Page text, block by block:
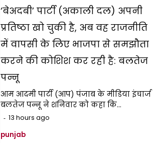
‘बेअदबी’ पार्टी (अकाली दल) अपनी
प्रतिष्ठा खो चुकी है, अब वह राजनीति
में वापसी के लिए भाजपा से समझौता
करने की कोशिश कर रही है: बलतेज
पन्नू
आम आदमी पार्टी (आप) पंजाब के मीडिया इंचार्ज
बलतेज पन्नू ने शनिवार को कहा कि…
13 hours ago
punjab